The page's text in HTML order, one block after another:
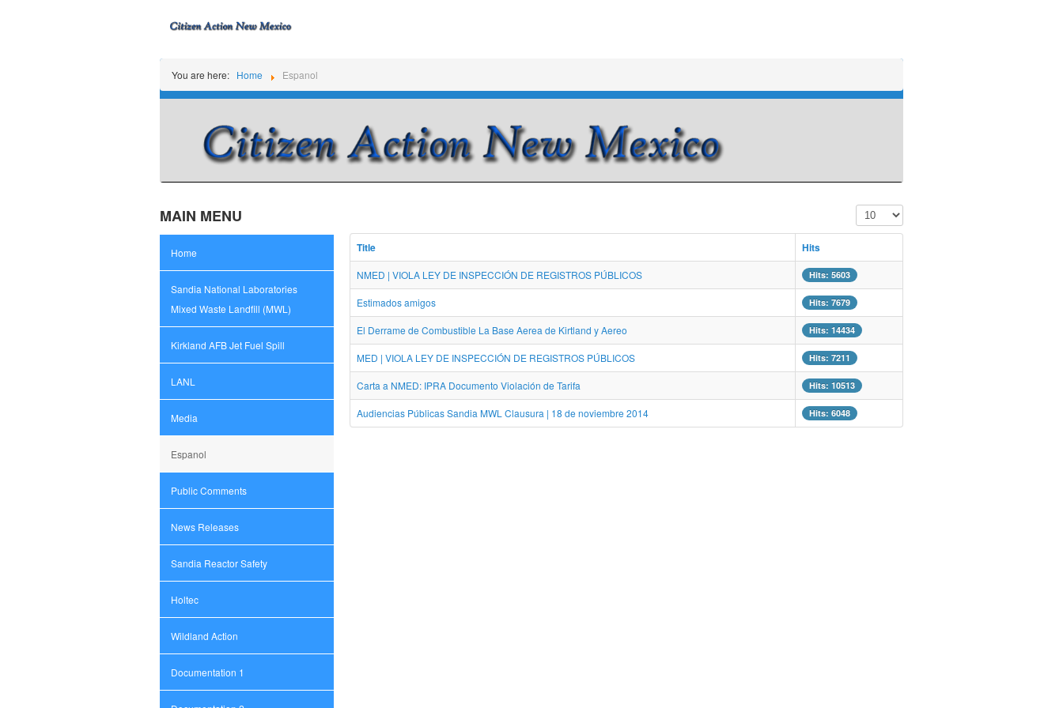
You are here: Home Espanol
MAIN MENU
Home
Sandia National Laboratories
Mixed Waste Landfill (MWL)
Kirkland AFB Jet Fuel Spill
LANL
Media
Espanol
Public Comments
News Releases
Sandia Reactor Safety
Holtec
Wildland Action
Documentation 1
Display #
Title Hits
NMED | VIOLA LEY DE INSPECCIÓN DE REGISTROS PÚBLICOS Hits: 5603
Estimados amigos Hits: 7679
El Derrame de Combustible La Base Aerea de Kirtland y Aereo Hits: 14434
MED | VIOLA LEY DE INSPECCIÓN DE REGISTROS PÚBLICOS Hits: 7211
Carta a NMED: IPRA Documento Violación de Tarifa Hits: 10513
Audiencias Públicas Sandia MWL Clausura | 18 de noviembre 2014 Hits: 6048